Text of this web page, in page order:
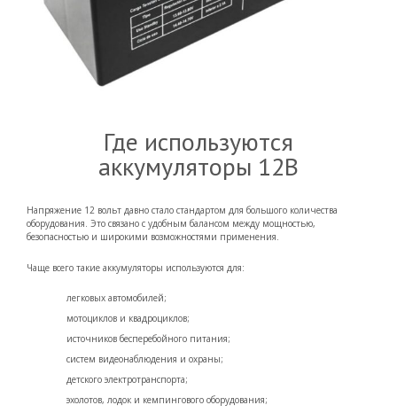
Где используются
аккумуляторы 12В
Напряжение 12 вольт давно стало стандартом для большого количества
оборудования. Это связано с удобным балансом между мощностью,
безопасностью и широкими возможностями применения.
Чаще всего такие аккумуляторы используются для:
легковых автомобилей;
мотоциклов и квадроциклов;
источников бесперебойного питания;
систем видеонаблюдения и охраны;
детского электротранспорта;
эхолотов, лодок и кемпингового оборудования;